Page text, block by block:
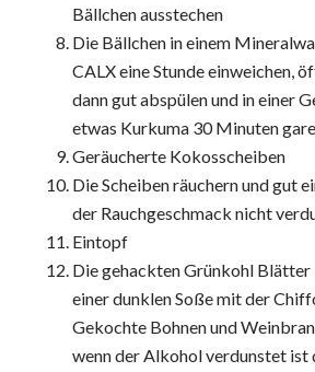
Bällchen ausstechen
Die Bällchen in einem
CALX eine Stunde einweichen,
dann gut abspülen und in einer
etwas Kurkuma 30 Minuten
Geräucherte Kokosscheiben
Die Scheiben räuchern und gut
der Rauchgeschmack nicht
Eintopf
Die gehackten Grünkohl Blätter
einer dunklen Soße mit der
Gekochte Bohnen und
wenn der Alkohol verdunstet ist